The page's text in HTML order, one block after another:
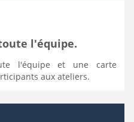
l'équipe.
l'équipe et une carte
aux ateliers.